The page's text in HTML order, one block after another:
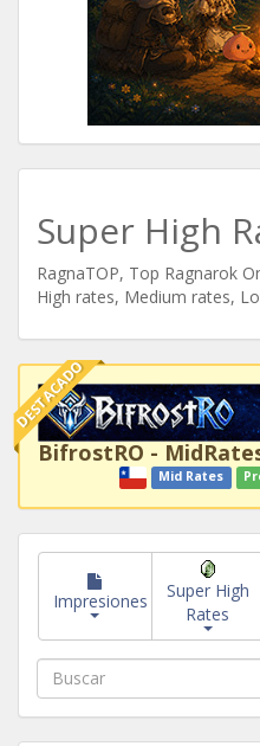
Super High
RagnaTOP, Top Ragnarok
High rates, Medium rates,
DESTACADO
BifrostRO -
Mid Rates
Impresiones
Super High
Rates